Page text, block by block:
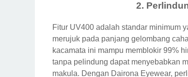
2.
Fitur UV400 adalah standar minimum
merujuk pada panjang gelombang
kacamata ini mampu memblokir 99%
tanpa pelindung dapat menyebabkan
makula. Dengan Dairona Eyewear,